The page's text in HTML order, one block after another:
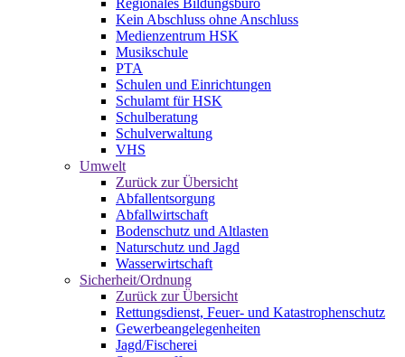
Kein Abschluss ohne Anschluss
Medienzentrum HSK
Musikschule
PTA
Schulen und Einrichtungen
Schulamt für HSK
Schulberatung
Schulverwaltung
VHS
Umwelt
Zurück zur Übersicht
Abfallentsorgung
Abfallwirtschaft
Bodenschutz und Altlasten
Naturschutz und Jagd
Wasserwirtschaft
Sicherheit/Ordnung
Zurück zur Übersicht
Rettungsdienst, Feuer- und Katastrophenschutz
Gewerbeangelegenheiten
Jagd/Fischerei